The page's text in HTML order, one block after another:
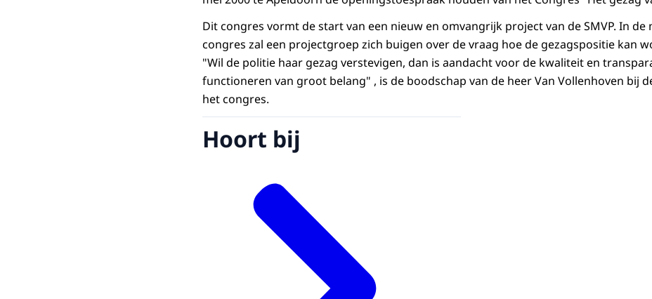
Dit congres vormt de start van een nieuw en omvangrijk project van de SMVP. In de
congres zal een projectgroep zich buigen over de vraag hoe de gezagspositie kan
"Wil de politie haar gezag verstevigen, dan is aandacht voor de kwaliteit en
functioneren van groot belang" , is de boodschap van de heer Van Vollenhoven bij
het congres.
Hoort bij